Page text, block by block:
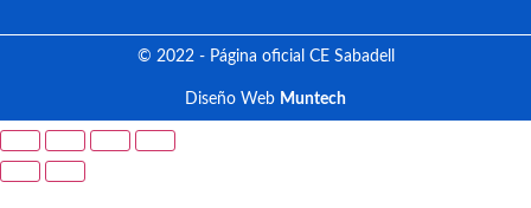
© 2022 - Página oficial CE Sabadell
Diseño Web Muntech